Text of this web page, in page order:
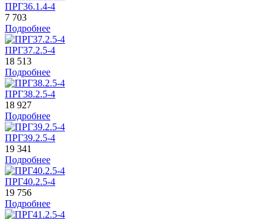
ПРГ36.1.4-4
7 703
Подробнее
ПРГ37.2.5-4
18 513
Подробнее
ПРГ38.2.5-4
18 927
Подробнее
ПРГ39.2.5-4
19 341
Подробнее
ПРГ40.2.5-4
19 756
Подробнее